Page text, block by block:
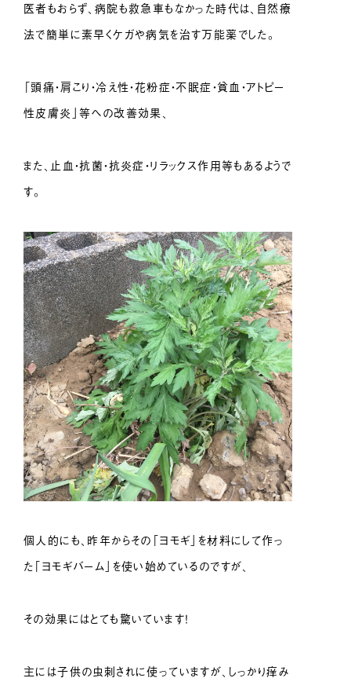
医者もおらず、病院も救急車もなかった時代は、自然療
法で簡単に素早くケガや病気を治す万能薬でした。
「頭痛・肩こり・冷え性・花粉症・不眠症・貧血・アトピー
性皮膚炎」等への改善効果、
また、止血・抗菌・抗炎症・リラックス作用等もあるようで
す。
個人的にも、昨年からその「ヨモギ」を材料にして作っ
た「ヨモギバーム」を使い始めているのですが、
その効果にはとても驚いています！
主には子供の虫刺されに使っていますが、しっかり痒み